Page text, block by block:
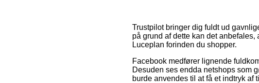
Trustpilot bringer dig fuldt ud
på grund af dette kan det
Luceplan forinden du shopper.
Facebook medfører lignende
Desuden ses endda netshops som
burde anvendes til at få et indtryk af